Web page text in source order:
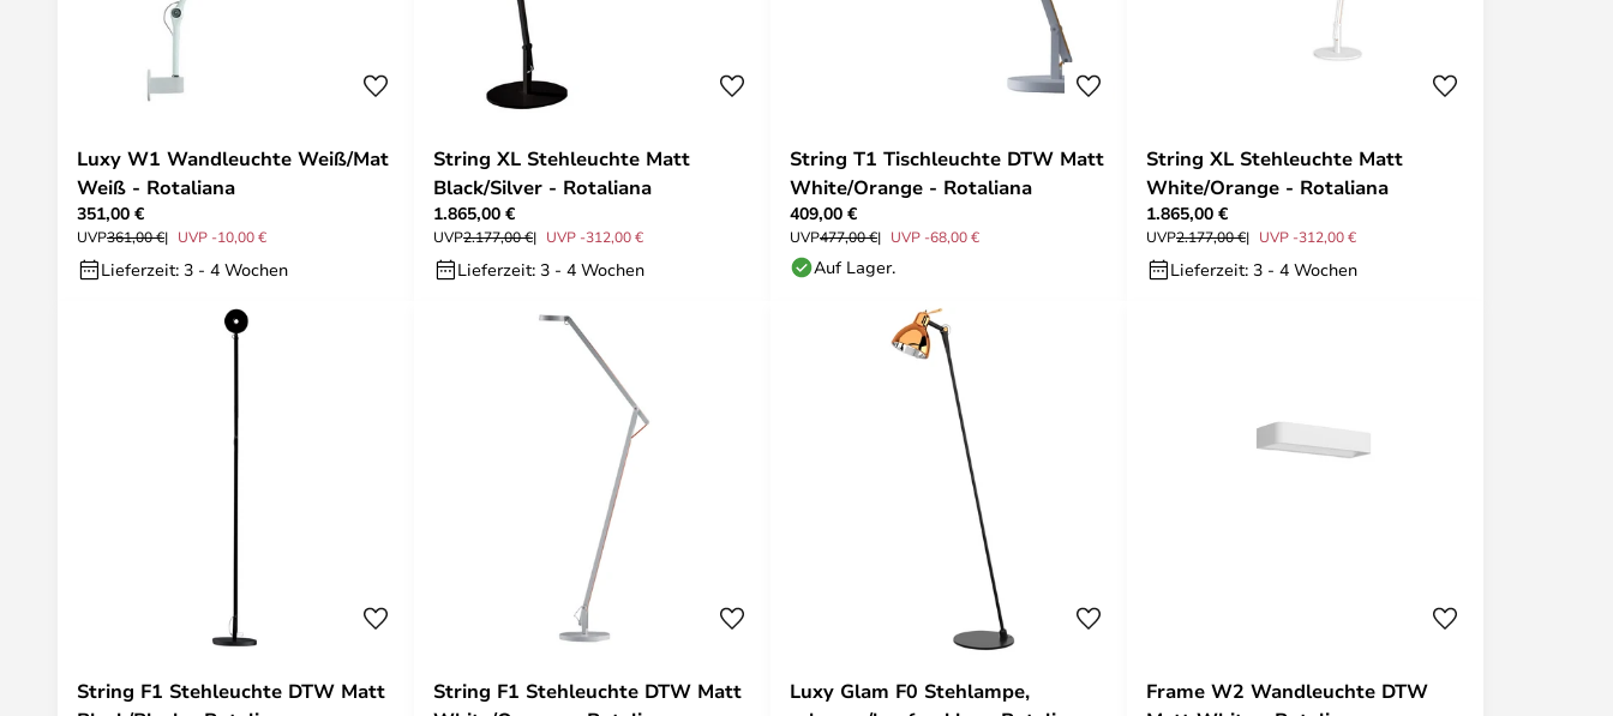
Luxy W1 Wandleuchte Weiß/Mat
Weiß - Rotaliana
351,00 €
UVP361,00 € UVP -10,00 €
Lieferzeit: 3 - 4 Wochen
String XL Stehleuchte Matt
Black/Silver - Rotaliana
1.865,00 €
UVP2.177,00 € UVP -312,00 €
Lieferzeit: 3 - 4 Wochen
String T1 Tischleuchte DTW Matt
White/Orange - Rotaliana
409,00 €
UVP477,00 € UVP -68,00 €
Auf Lager.
String XL Stehleuchte Matt
White/Orange - Rotaliana
1.865,00 €
UVP2.177,00 € UVP -312,00 €
Lieferzeit: 3 - 4 Wochen
String F1 Stehleuchte DTW Matt
String F1 Stehleuchte DTW Matt
Luxy Glam F0 Stehlampe,
Frame W2 Wandleuchte DTW